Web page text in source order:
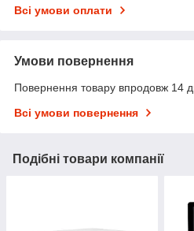
Всі умови оплати
Умови повернення
Повернення товару впродовж 14
Всі умови повернення
Подібні товари компанії